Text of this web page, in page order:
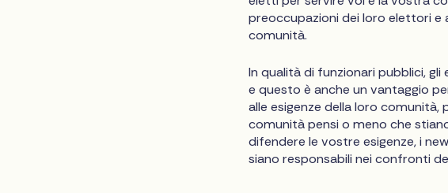
preoccupazioni dei loro elettori e
comunità.
In qualità di funzionari pubblici,
e questo è anche un vantaggio
alle esigenze della loro
comunità pensi o meno che
difendere le vostre esigenze, i
siano responsabili nei confronti